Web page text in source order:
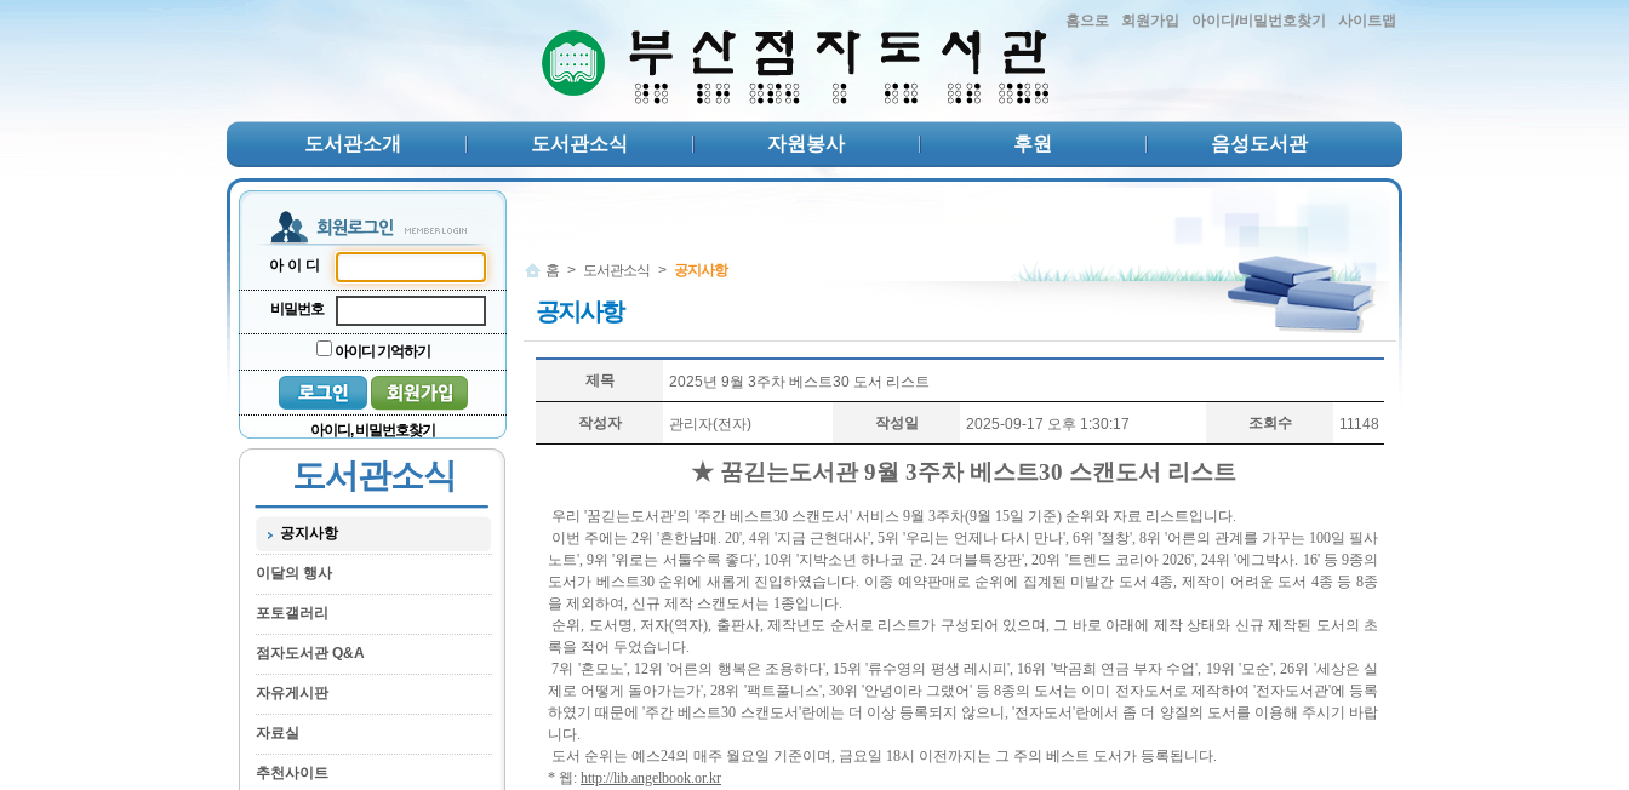
홈으로 회원가입 아이디/비밀번호찾기 사이트맵
도서관소개 도서관소식 자원봉사 후원 음성도서관
아이디
비밀번호
아이디 기억하기
아이디, 비밀번호찾기
도서관소식
공지사항
이달의 행사
포토갤러리
점자도서관 Q&A
자유게시판
자료실
추천사이트
홈 > 도서관소식 > 공지사항
공지사항
제목 2025년 9월 3주차 베스트30 도서 리스트
작성자 관리자(전자) 작성일 2025-09-17 오후 1:30:17 조회수 11148
★ 꿈긷는도서관 9월 3주차 베스트30 스캔도서 리스트
우리 '꿈긷는도서관'의 '주간 베스트30 스캔도서' 서비스 9월 3주차(9월 15일 기준) 순위와 자료 리스트입니다.
이번 주에는 2위 '흔한남매. 20', 4위 '지금 근현대사', 5위 '우리는 언제나 다시 만나', 6위 '절창', 8위 '어른의 관계를 가꾸는 100일 필사
노트', 9위 '위로는 서툴수록 좋다', 10위 '지박소년 하나코 군. 24 더블특장판', 20위 '트렌드 코리아 2026', 24위 '에그박사. 16' 등 9종의
도서가 베스트30 순위에 새롭게 진입하였습니다. 이중 예약판매로 순위에 집계된 미발간 도서 4종, 제작이 어려운 도서 4종 등 8종
을 제외하여, 신규 제작 스캔도서는 1종입니다.
순위, 도서명, 저자(역자), 출판사, 제작년도 순서로 리스트가 구성되어 있으며, 그 바로 아래에 제작 상태와 신규 제작된 도서의 초
록을 적어 두었습니다.
7위 '혼모노', 12위 '어른의 행복은 조용하다', 15위 '류수영의 평생 레시피', 16위 '박곰희 연금 부자 수업', 19위 '모순', 26위 '세상은 실
제로 어떻게 돌아가는가', 28위 '팩트풀니스', 30위 '안녕이라 그랬어' 등 8종의 도서는 이미 전자도서로 제작하여 '전자도서관'에 등록
하였기 때문에 '주간 베스트30 스캔도서'란에는 더 이상 등록되지 않으니, '전자도서'란에서 좀 더 양질의 도서를 이용해 주시기 바랍
니다.
도서 순위는 예스24의 매주 월요일 기준이며, 금요일 18시 이전까지는 그 주의 베스트 도서가 등록됩니다.
* 웹: http://lib.angelbook.or.kr